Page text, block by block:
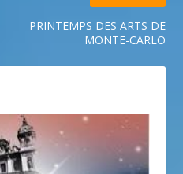
PRINTEMPS DES ARTS DE
MONTE-CARLO